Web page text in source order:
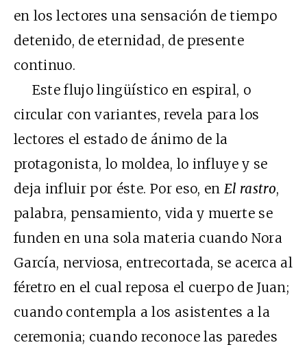
en los lectores una sensación de tiempo
detenido, de eternidad, de presente
continuo.
Este flujo lingüístico en espiral, o
circular con variantes, revela para los
lectores el estado de ánimo de la
protagonista, lo moldea, lo influye y se
deja influir por éste. Por eso, en El rastro,
palabra, pensamiento, vida y muerte se
funden en una sola materia cuando Nora
García, nerviosa, entrecortada, se acerca al
féretro en el cual reposa el cuerpo de Juan;
cuando contempla a los asistentes a la
ceremonia; cuando reconoce las paredes